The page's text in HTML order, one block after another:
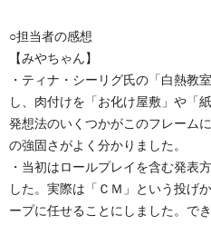
○担当者の感想
【みやちゃん】
・ティナ・シーリグ氏の「白熱教
し、肉付けを「お化け屋敷」や「
発想法のいくつかがこのフレーム
の強固さがよく分かりました。
・当初はロールプレイを含む発表
した。実際は「ＣＭ」という投げ
ープに任せることにしました。で